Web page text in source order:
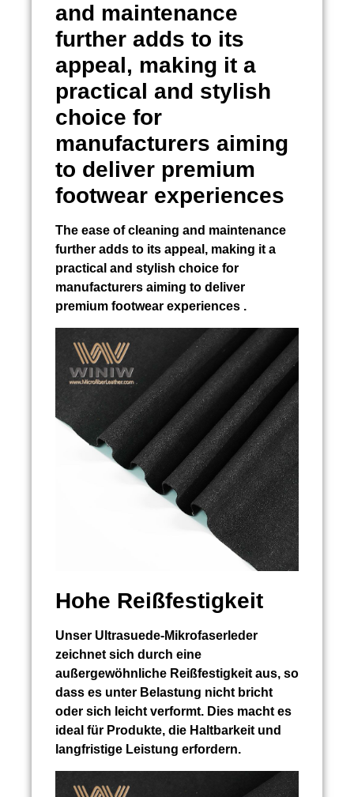
and maintenance
further adds to its
appeal, making it a
practical and stylish
choice for
manufacturers aiming
to deliver premium
footwear experiences
The ease of cleaning and maintenance
further adds to its appeal, making it a
practical and stylish choice for
manufacturers aiming to deliver
premium footwear experiences .
Hohe Reißfestigkeit
Unser Ultrasuede-Mikrofaserleder
zeichnet sich durch eine
außergewöhnliche Reißfestigkeit aus, so
dass es unter Belastung nicht bricht
oder sich leicht verformt. Dies macht es
ideal für Produkte, die Haltbarkeit und
langfristige Leistung erfordern.